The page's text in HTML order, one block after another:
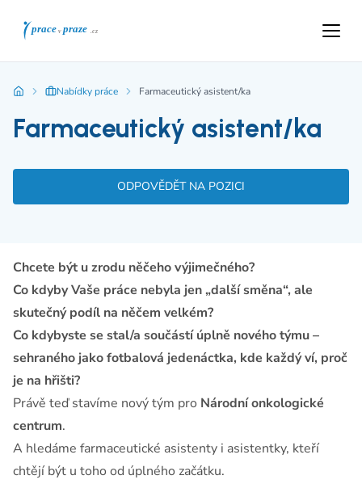
Nabídky práce Farmaceutický asistent/ka
Farmaceutický asistent/ka
ODPOVĚDĚT NA POZICI
Chcete být u zrodu něčeho výjimečného?
Co kdyby Vaše práce nebyla jen „další směna“, ale
skutečný podíl na něčem velkém?
Co kdybyste se stal/a součástí úplně nového týmu –
sehraného jako fotbalová jedenáctka, kde každý ví, proč
je na hřišti?
Právě teď stavíme nový tým pro Národní onkologické
centrum.
A hledáme farmaceutické asistenty i asistentky, kteří
chtějí být u toho od úplného začátku.